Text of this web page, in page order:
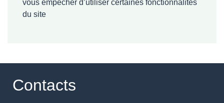
vous empêcher d’utiliser certaines fonctionnalités
du site
Contacts